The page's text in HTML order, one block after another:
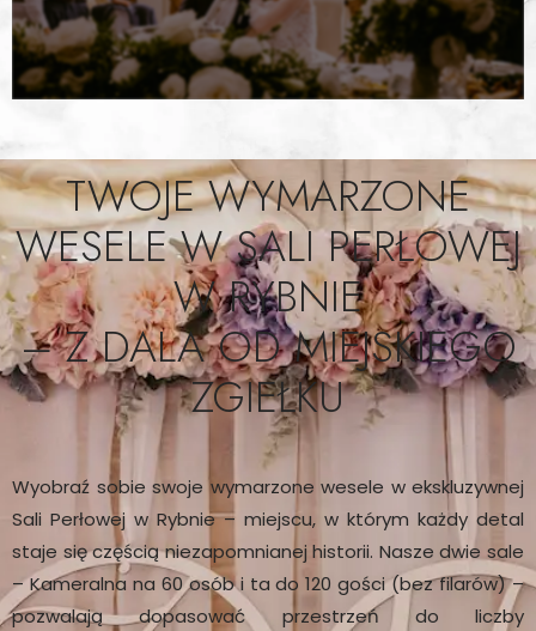
TWOJE WYMARZONE
WESELE W SALI PERŁOWEJ
W RYBNIE
– Z DALA OD MIEJSKIEGO
ZGIEŁKU
Wyobraź sobie swoje wymarzone wesele w ekskluzywnej
Sali Perłowej w Rybnie – miejscu, w którym każdy detal
staje się częścią niezapomnianej historii. Nasze dwie sale
– Kameralna na 60 osób i ta do 120 gości (bez filarów) –
pozwalają dopasować przestrzeń do liczby